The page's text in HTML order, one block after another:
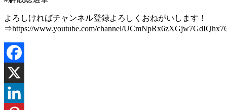
よろしければチャンネル登録よろしくおねがいします！
⇒https://www.youtube.com/channel/